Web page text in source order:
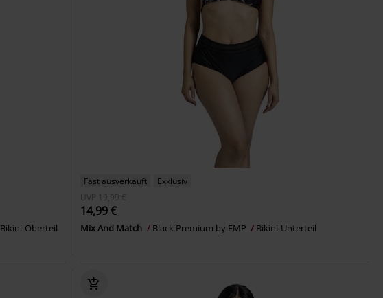
Bikini-Oberteil
Fast ausverkauft
Exklusiv
UVP
19,99 €
14,99 €
Mix And Match Black Premium by EMP Bikini-Unterteil